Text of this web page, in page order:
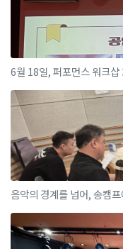
6월 18일, 퍼포먼스 워크샵
음악의 경계를 넘어, 송캠